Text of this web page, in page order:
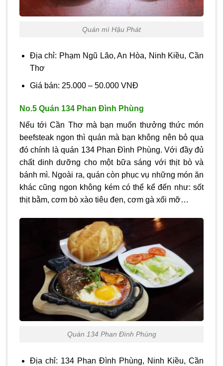
Quán mì Hậu Phát
Địa chỉ: Phạm Ngũ Lão, An Hòa, Ninh Kiều, Cần
Thơ
Giá bán: 25.000 – 50.000 VNĐ
No.5 Quán 134 Phan Đình Phùng
Nếu tới Cần Thơ mà bạn muốn thưởng thức món
beefsteak ngon thì quán mà bạn không nên bỏ qua
đó chính là quán 134 Phan Đình Phùng. Với đầy đủ
chất dinh dưỡng cho một bữa sáng với thịt bò và
bánh mì. Ngoài ra, quán còn phục vụ những món ăn
khác cũng ngon không kém có thể kể đến như: sốt
thịt bằm, cơm bò xào tiêu đen, cơm gà xối mỡ…
Quán 134 Phan Đình Phùng
Địa chỉ: 134 Phan Đình Phùng, Ninh Kiều, Cần